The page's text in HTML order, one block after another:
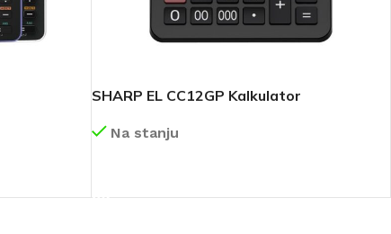
SHARP EL CC12GP Kalkulator
Na stanju